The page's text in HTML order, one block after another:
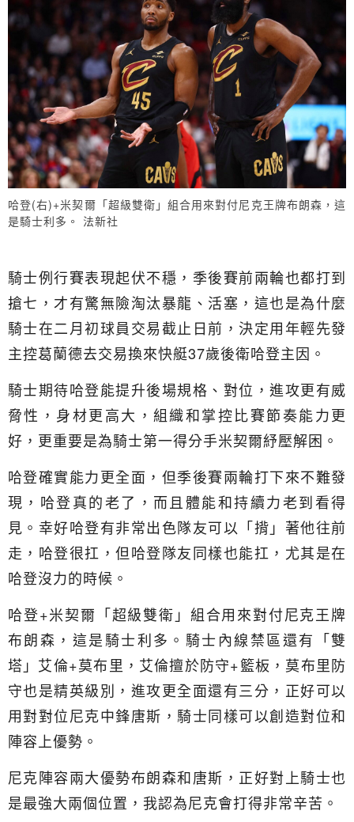
哈登(右)+米契爾「超級雙衛」組合用來對付尼克王牌布朗森，這
是騎士利多。 法新社
騎士例行賽表現起伏不穩，季後賽前兩輪也都打到
搶七，才有驚無險淘汰暴龍、活塞，這也是為什麼
騎士在二月初球員交易截止日前，決定用年輕先發
主控葛蘭德去交易換來快艇37歲後衛哈登主因。
騎士期待哈登能提升後場規格、對位，進攻更有威
脅性，身材更高大，組織和掌控比賽節奏能力更
好，更重要是為騎士第一得分手米契爾紓壓解困。
哈登確實能力更全面，但季後賽兩輪打下來不難發
現，哈登真的老了，而且體能和持續力老到看得
見。幸好哈登有非常出色隊友可以「揹」著他往前
走，哈登很扛，但哈登隊友同樣也能扛，尤其是在
哈登沒力的時候。
哈登+米契爾「超級雙衛」組合用來對付尼克王牌
布朗森，這是騎士利多。騎士內線禁區還有「雙
塔」艾倫+莫布里，艾倫擅於防守+籃板，莫布里防
守也是精英級別，進攻更全面還有三分，正好可以
用對對位尼克中鋒唐斯，騎士同樣可以創造對位和
陣容上優勢。
尼克陣容兩大優勢布朗森和唐斯，正好對上騎士也
是最強大兩個位置，我認為尼克會打得非常辛苦。